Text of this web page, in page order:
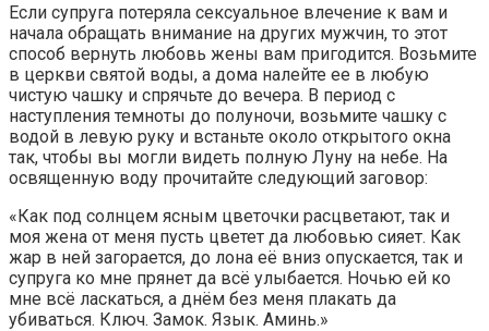
Если супруга потеряла сексуальное влечение к вам и
начала обращать внимание на других мужчин, то этот
способ вернуть любовь жены вам пригодится. Возьмите
в церкви святой воды, а дома налейте ее в любую
чистую чашку и спрячьте до вечера. В период с
наступления темноты до полуночи, возьмите чашку с
водой в левую руку и встаньте около открытого окна
так, чтобы вы могли видеть полную Луну на небе. На
освященную воду прочитайте следующий заговор:
«Как под солнцем ясным цветочки расцветают, так и
моя жена от меня пусть цветет да любовью сияет. Как
жар в ней загорается, до лона её вниз опускается, так и
супруга ко мне прянет да всё улыбается. Ночью ей ко
мне всё ласкаться, а днём без меня плакать да
убиваться. Ключ. Замок. Язык. Аминь.»